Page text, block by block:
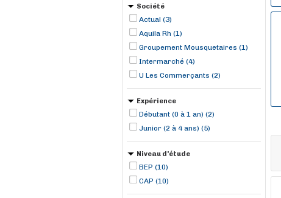
Société
Actual (3)
Aquila Rh (1)
Groupement Mousquetaires (1)
Intermarché (4)
U Les Commerçants (2)
Expérience
Débutant (0 à 1 an) (2)
Junior (2 à 4 ans) (5)
Niveau d'étude
BEP (10)
CAP (10)